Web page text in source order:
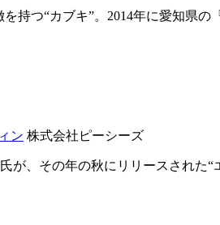
つ“カブキ”。2014年に愛知県
ン 株式会社ピーシーズ
が、その年の秋にリリースされ